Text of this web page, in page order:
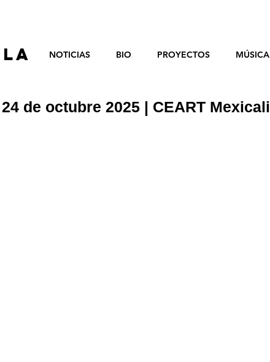
NOTICIAS BIO PROYECTOS MÚSICA
de octubre 2025 | CEART Mexicali